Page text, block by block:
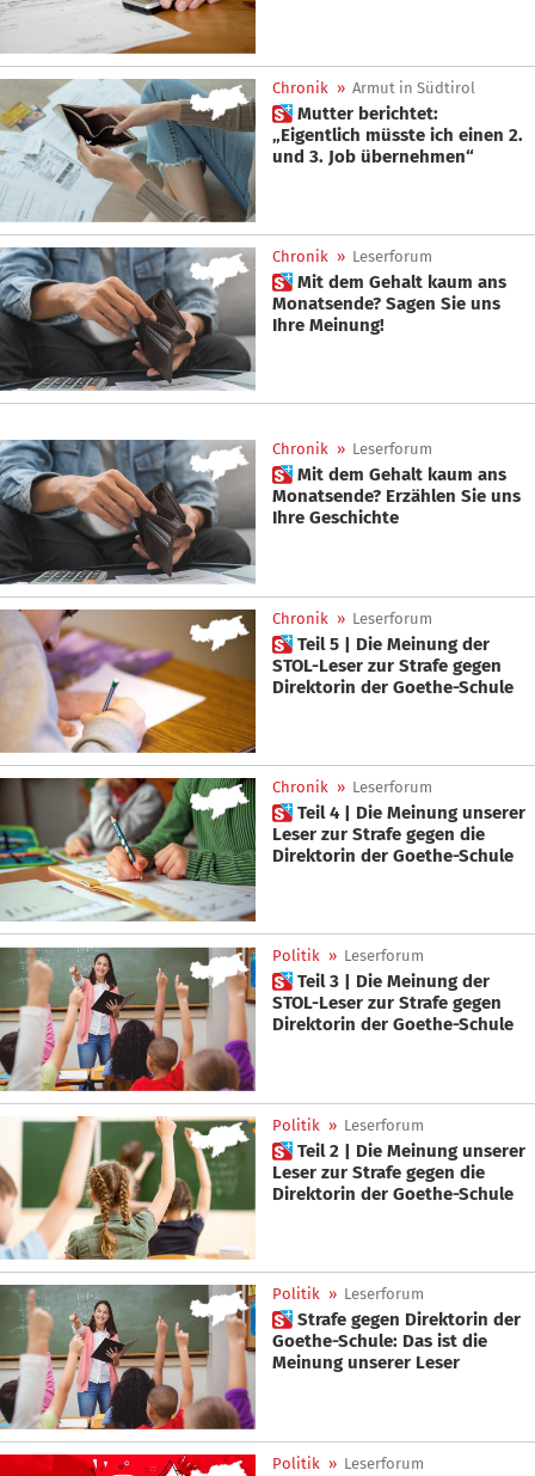
Chronik » Armut in Südtirol
 Mutter berichtet:
„Eigentlich müsste ich einen 2.
und 3. Job übernehmen“
Chronik » Leserforum
 Mit dem Gehalt kaum ans
Monatsende? Sagen Sie uns
Ihre Meinung!
Chronik » Leserforum
 Mit dem Gehalt kaum ans
Monatsende? Erzählen Sie uns
Ihre Geschichte
Chronik » Leserforum
 Teil 5 | Die Meinung der
STOL-Leser zur Strafe gegen
Direktorin der Goethe-Schule
Chronik » Leserforum
 Teil 4 | Die Meinung unserer
Leser zur Strafe gegen die
Direktorin der Goethe-Schule
Politik » Leserforum
 Teil 3 | Die Meinung der
STOL-Leser zur Strafe gegen
Direktorin der Goethe-Schule
Politik » Leserforum
 Teil 2 | Die Meinung unserer
Leser zur Strafe gegen die
Direktorin der Goethe-Schule
Politik » Leserforum
 Strafe gegen Direktorin der
Goethe-Schule: Das ist die
Meinung unserer Leser
Politik » Leserforum